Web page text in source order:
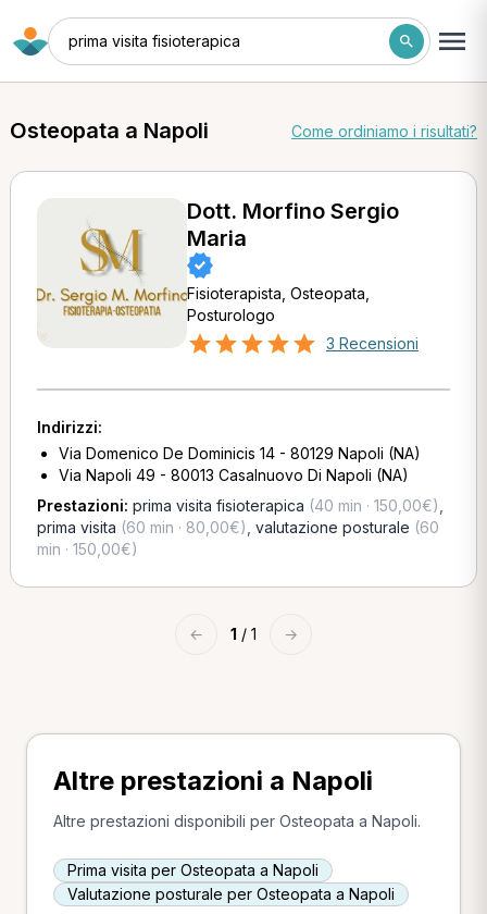
prima visita fisioterapica
Osteopata a Napoli Come ordiniamo i risultati?
Dott. Morfino Sergio
Maria
Fisioterapista, Osteopata,
Posturologo
3 Recensioni
Indirizzi:
Via Domenico De Dominicis 14 - 80129 Napoli (NA)
Via Napoli 49 - 80013 Casalnuovo Di Napoli (NA)
Prestazioni: prima visita fisioterapica (40 min · 150,00€)
prima visita (60 min · 80,00€) valutazione posturale (60
min · 150,00€)
← 1 / 1 →
Altre prestazioni a Napoli
Altre prestazioni disponibili per Osteopata a Napoli.
Prima visita per Osteopata a Napoli
Valutazione posturale per Osteopata a Napoli